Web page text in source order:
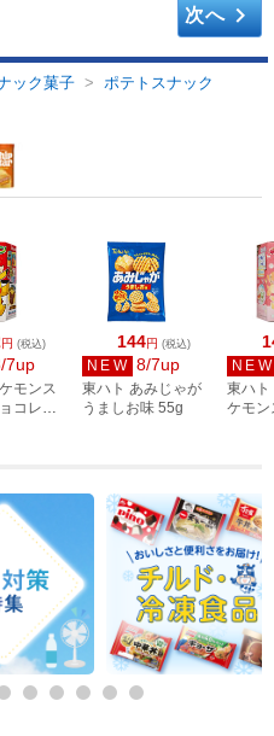
次へkeyboard_arrow_right
ック菓子 > ポテトスナック
円 (税込)
7up
モンス
コレー
144円 (税込)
NEW 8/7up
東ハト あみじゃが
うましお味 55g
NEW
東ハト
ケモン